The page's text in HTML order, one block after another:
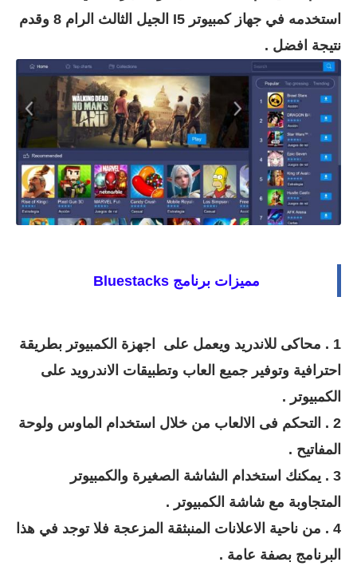
استخدمه في جهاز كمبيوتر I5 الجيل الثالث الرام 8 وقدم
نتيجة افضل .
مميزات برنامج Bluestacks
1 . محاكى للاندريد ويعمل على اجهزة الكمبيوتر بطريقة
احترافية وتوفير جميع العاب وتطبيقات الاندرويد على
الكمبيوتر .
2 . التحكم فى الالعاب من خلال استخدام الماوس ولوحة
المفاتيح .
3 . يمكنك استخدام الشاشة الصغيرة والكمبيوتر
المتجاوبة مع شاشة الكمبيوتر .
4 . من ناحية الاعلانات المنبثقة المزعجة فلا توجد في هذا
البرنامج بصفة عامة .